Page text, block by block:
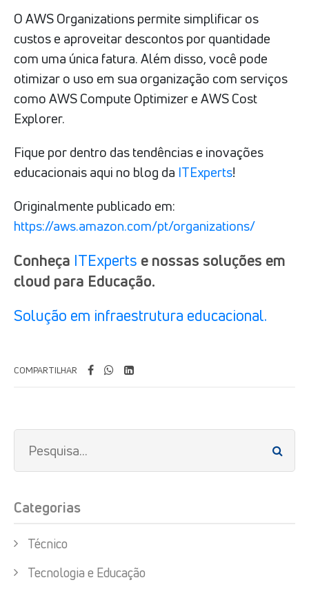
O AWS Organizations permite simplificar os
custos e aproveitar descontos por quantidade
com uma única fatura. Além disso, você pode
otimizar o uso em sua organização com serviços
como AWS Compute Optimizer e AWS Cost
Explorer.
Fique por dentro das tendências e inovações
educacionais aqui no blog da ITExperts!
Originalmente publicado em:
https://aws.amazon.com/pt/organizations/
Conheça ITExperts e nossas soluções em
cloud para Educação.
Solução em infraestrutura educacional.
COMPARTILHAR
Categorias
Técnico
Tecnologia e Educação